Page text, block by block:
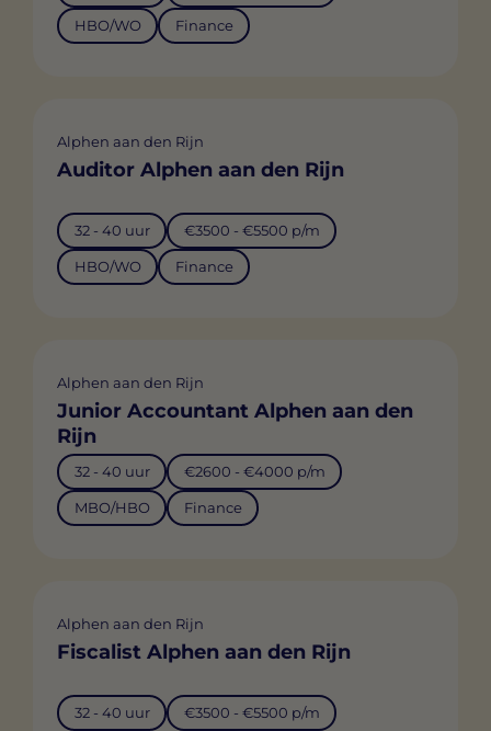
HBO/WO Finance
Alphen aan den Rijn
Auditor Alphen aan den Rijn
32 - 40 uur €3500 - €5500 p/m
HBO/WO Finance
Alphen aan den Rijn
Junior Accountant Alphen aan den
Rijn
32 - 40 uur €2600 - €4000 p/m
MBO/HBO Finance
Alphen aan den Rijn
Fiscalist Alphen aan den Rijn
32 - 40 uur €3500 - €5500 p/m